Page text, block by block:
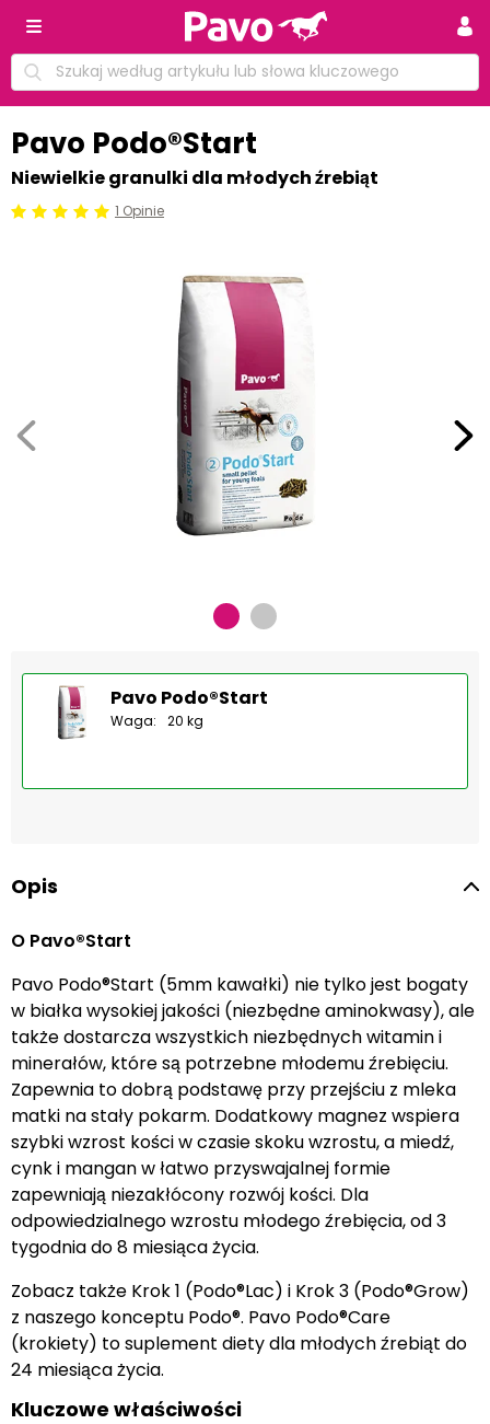
Pavo Podo®Start
Niewielkie granulki dla młodych źrebiąt
Beoordeling: 5/5 1 Opinie
Pavo Podo®Start
Waga: 20 kg
Opis
O Pavo®Start
Pavo Podo®Start (5mm kawałki) nie tylko jest bogaty
w białka wysokiej jakości (niezbędne aminokwasy), ale
także dostarcza wszystkich niezbędnych witamin i
minerałów, które są potrzebne młodemu źrebięciu.
Zapewnia to dobrą podstawę przy przejściu z mleka
matki na stały pokarm. Dodatkowy magnez wspiera
szybki wzrost kości w czasie skoku wzrostu, a miedź,
cynk i mangan w łatwo przyswajalnej formie
zapewniają niezakłócony rozwój kości. Dla
odpowiedzialnego wzrostu młodego źrebięcia, od 3
tygodnia do 8 miesiąca życia.
Zobacz także Krok 1 (Podo®Lac) i Krok 3 (Podo®Grow)
z naszego konceptu Podo®. Pavo Podo®Care
(krokiety) to suplement diety dla młodych źrebiąt do
24 miesiąca życia.
Kluczowe właściwości